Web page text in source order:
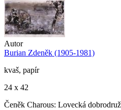
Autor
Burian Zdeněk (1905-1981)
kvaš, papír
24 x 42
Čeněk Charous: Lovecká